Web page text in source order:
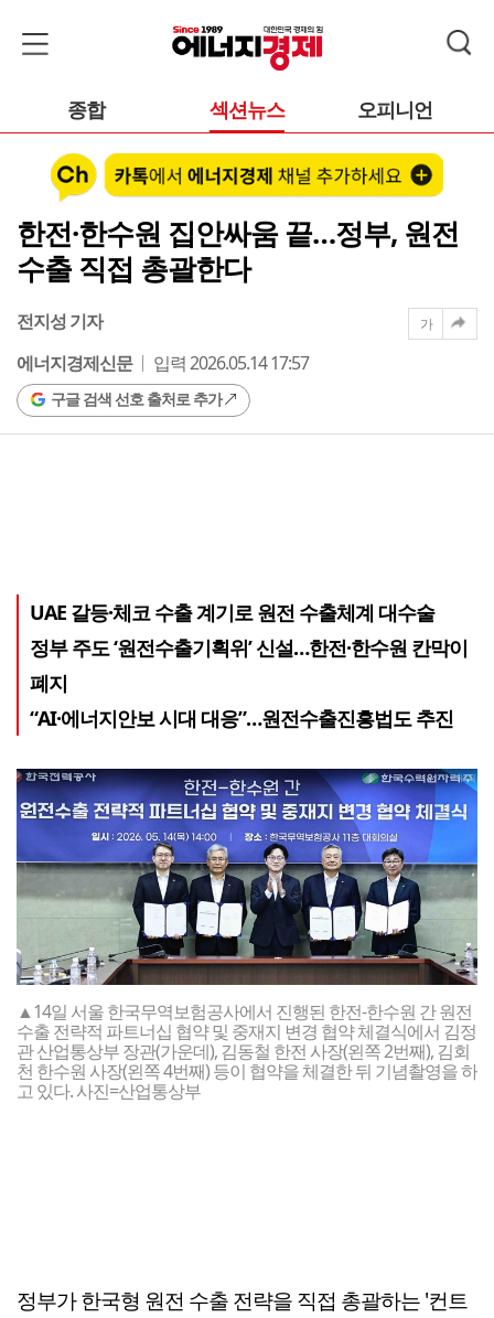
종합 섹션뉴스 오피니언
한전·한수원 집안싸움 끝…정부, 원전
수출 직접 총괄한다
전지성 기자
에너지경제신문
입력 2026.05.14 17:57
구글 검색 선호 출처로 추가
가
UAE 갈등·체코 수출 계기로 원전 수출체계 대수술
정부 주도 ‘원전수출기획위’ 신설…한전·한수원 칸막이
폐지
“AI·에너지안보 시대 대응”…원전수출진흥법도 추진
▲14일 서울 한국무역보험공사에서 진행된 한전-한수원 간 원전
수출 전략적 파트너십 협약 및 중재지 변경 협약 체결식에서 김정
관 산업통상부 장관(가운데), 김동철 한전 사장(왼쪽 2번째), 김회
천 한수원 사장(왼쪽 4번째) 등이 협약을 체결한 뒤 기념촬영을 하
고 있다. 사진=산업통상부
정부가 한국형 원전 수출 전략을 직접 총괄하는 '컨트